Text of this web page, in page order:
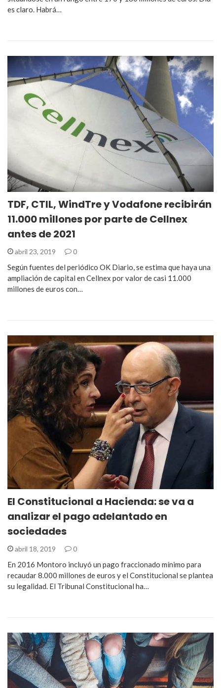
es claro. Habrá…
TDF, CTIL, WindTre y Vodafone recibirán
11.000 millones por parte de Cellnex
antes de 2021
abril 23, 2019 0
Según fuentes del periódico OK Diario, se estima que haya una
ampliación de capital en Cellnex por valor de casi 11.000
millones de euros con…
El Constitucional a Hacienda: se va a
analizar el pago adelantado en
sociedades
abril 18, 2019 0
En 2016 Montoro incluyó un pago fraccionado mínimo para
recaudar 8.000 millones de euros y el Constitucional se plantea
su legalidad. El Tribunal Constitucional ha…